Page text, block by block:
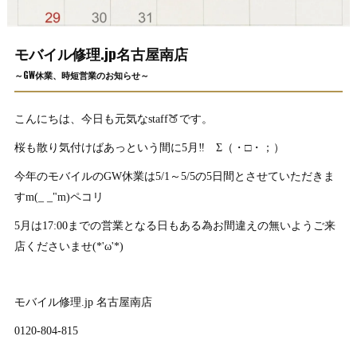
モバイル修理.jp名古屋南店
～GW休業、時短営業のお知らせ～
こんにちは、今日も元気なstaff🍑です。
桜も散り気付けばあっという間に5月‼ Σ（・□・；）
今年のモバイルのGW休業は5/1～5/5の5日間とさせていただきま
すm(_ _"m)ペコリ
5月は17:00までの営業となる日もある為お間違えの無いようご来
店くださいませ(*'ω'*)
モバイル修理.jp 名古屋南店
0120-804-815